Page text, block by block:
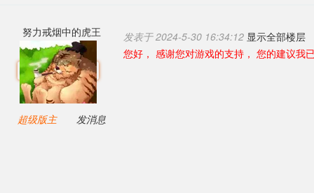
努力戒烟中的虎王
超级版主 发消息
发表于 2024-5-30 16:34:12 显示全部楼层
您好， 感谢您对游戏的支持， 您的建议我